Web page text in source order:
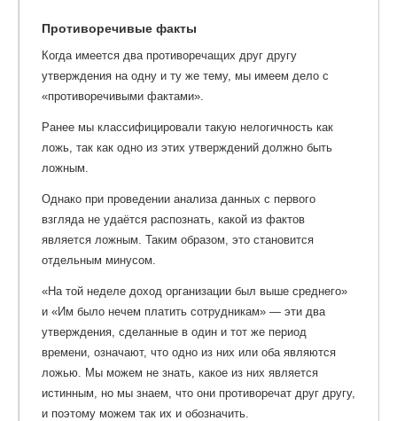
Противоречивые факты
Когда имеется два противоречащих друг другу
утверждения на одну и ту же тему, мы имеем дело с
«противоречивыми фактами».
Ранее мы классифицировали такую нелогичность как
ложь, так как одно из этих утверждений должно быть
ложным.
Однако при проведении анализа данных с первого
взгляда не удаётся распознать, какой из фактов
является ложным. Таким образом, это становится
отдельным минусом.
«На той неделе доход организации был выше среднего»
и «Им было нечем платить сотрудникам» — эти два
утверждения, сделанные в один и тот же период
времени, означают, что одно из них или оба являются
ложью. Мы можем не знать, какое из них является
истинным, но мы знаем, что они противоречат друг другу,
и поэтому можем так их и обозначить.